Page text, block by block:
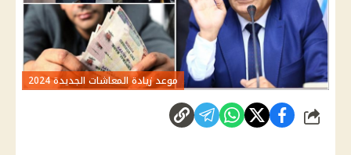
موعد زيادة المعاشات الجديدة 2024
شارك